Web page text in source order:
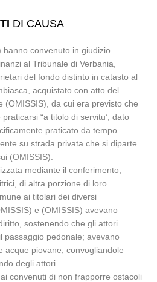
DI CAUSA
hanno convenuto in giudizio
al Tribunale di Verbania,
del fondo distinto in catasto al
acquistato con atto del
(OMISSIS), da cui era previsto che
“a titolo di servitu’, dato
praticato da tempo
su strada privata che si diparte
(OMISSIS).
mediante il conferimento,
di altra porzione di loro
ai titolari dei diversi
e (OMISSIS) avevano
sostenendo che gli attori
passaggio pedonale; avevano
acque piovane, convogliandole
degli attori.
convenuti di non frapporre ostacoli